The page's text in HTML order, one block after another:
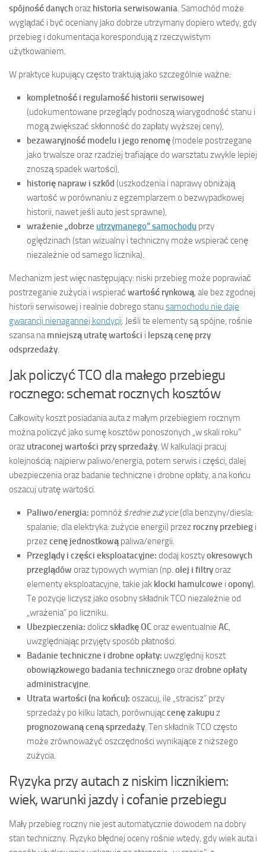
spójność danychoraz historia serwisowania . Samochód może
wyglądać i być oceniany jako dobrze utrzymany dopiero wtedy, gdy
przebieg i dokumentacja korespondują z rzeczywistym
użytkowaniem.
W praktyce kupujący często traktują jako szczególnie ważne:
kompletność i regularność historii serwisowej
(udokumentowane przeglądy podnoszą wiarygodność stanu i
mogą zwiększać skłonność do zapłaty wyższej ceny),
bezawaryjność modelu i jego renomę(modele postrzegane
jako trwalsze oraz rzadziej trafiające do warsztatu zwykle lepiej
znoszą spadek wartości),
historię napraw i szkód (uszkodzenia i naprawy obniżają
wartość w porównaniu z egzemplarzem o bezwypadkowej
historii, nawet jeśli auto jest sprawne),
wrażenie „dobrze utrzymanego” samochodu przy
oględzinach (stan wizualny i techniczny może wspierać cenę
niezależnie od samego licznika).
Mechanizm jest więc następujący: niski przebieg może poprawiać
postrzeganie zużycia i wspierać wartość rynkową , ale bez zgodnej
historii serwisowej i realnie dobrego stanu samochodu nie daje
gwarancji nienagannej kondycji . Jeśli te elementy są spójne, rośnie
szansa na mniejszą utratę wartości i lepszą cenę przy
odsprzedaży
Jak policzyć TCO dla małego przebiegu
rocznego: schemat rocznych kosztów
Całkowity koszt posiadania auta z małym przebiegiem rocznym
można policzyć jako sumę kosztów ponoszonych „w skali roku”
oraz utraconej wartości przy sprzedaży . W kalkulacji pracuj
kolejnością: najpierw paliwo/energia, potem serwis i części, dalej
ubezpieczenia oraz badanie techniczne i drobne opłaty, a na końcu
oszacuj utratę wartości.
Paliwo/energia: pomnóż średnie zużycie(dla benzyny/diesla:
spalanie; dla elektryka: zużycie energii) przez roczny przebieg i
przezcenę jednostkową paliwa/energii.
Przeglądy i części eksploatacyjne: dodaj kosztyokresowych
przeglądów oraz typowych wymian (np. olej i filtryoraz
elementy eksploatacyjne, takie jak klocki hamulcowe i opony).
Te pozycje liczysz jako osobny składnik TCO niezależnie od
„wrażenia” po liczniku.
Ubezpieczenia: doliczskładkę OCoraz ewentualnie AC
uwzględniając przyjęty sposób płatności.
Badanie techniczne i drobne opłaty: uwzględnij koszt
obowiązkowego badania technicznegoorazdrobne opłaty
administracyjne
Utrata wartości (na końcu): oszacuj, ile „stracisz” przy
sprzedaży po kilku latach, porównująccenę zakupuz
prognozowaną ceną sprzedaży . Ten składnik TCO często
może zrównoważyć oszczędności wynikające z niższego
zużycia.
Ryzyka przy autach z niskim licznikiem:
wiek, warunki jazdy i cofanie przebiegu
Mały przebieg roczny nie jest automatycznie dowodem na dobry
stan techniczny. Ryzyko błędnej oceny rośnie wtedy, gdy wiek auta i